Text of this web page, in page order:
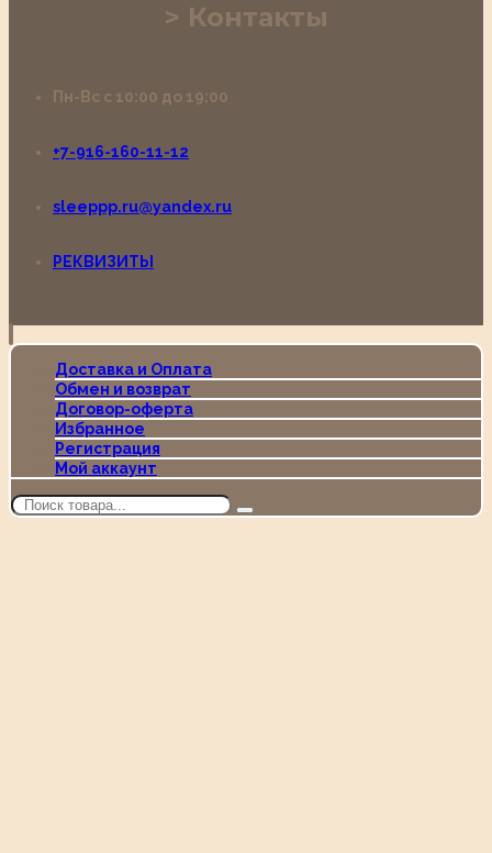
Контакты
Пн-Вс с 10:00 до 19:00
+7-916-160-11-12
sleeppp.ru@yandex.ru
РЕКВИЗИТЫ
Доставка и Оплата
Обмен и возврат
Договор-оферта
Избранное
Регистрация
Мой аккаунт